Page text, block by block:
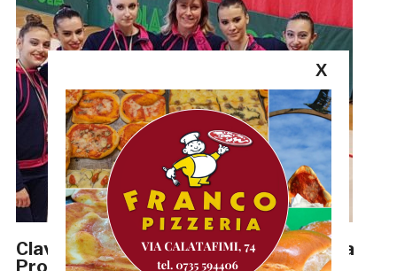
Clavette, nastro, fune: le ragazze della
X